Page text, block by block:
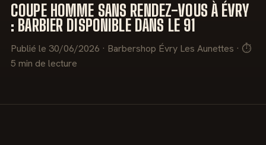
COUPE HOMME SANS RENDEZ-VOUS À ÉVRY
: BARBIER DISPONIBLE DANS LE 91
Publié le 30/06/2026 · Barbershop Évry Les Aunettes · ⏱
5 min de lecture